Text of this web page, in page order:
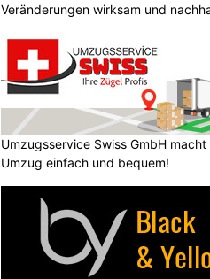
Veränderungen wirksam und
Umzugsservice Swiss GmbH macht
Umzug einfach und bequem!